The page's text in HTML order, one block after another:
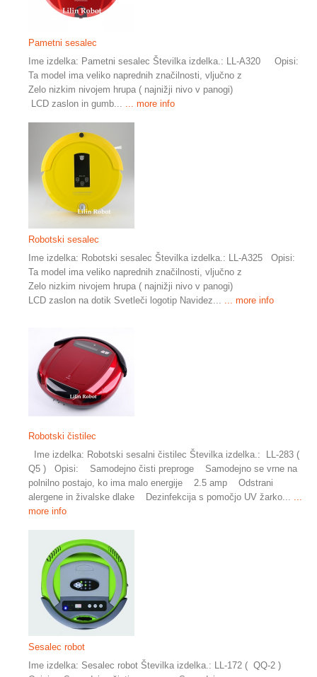
Pametni sesalec
Ime izdelka: Pametni sesalec Številka izdelka.: LL-A320 Opisi:
Ta model ima veliko naprednih značilnosti, vljučno z
Zelo nizkim nivojem hrupa ( najnižji nivo v panogi)
LCD zaslon in gumb...
... more info
Robotski sesalec
Ime izdelka: Robotski sesalec Številka izdelka.: LL-A325 Opisi:
Ta model ima veliko naprednih značilnosti, vljučno z
Zelo nizkim nivojem hrupa ( najnižji nivo v panogi)
LCD zaslon na dotik Svetleči logotip Navidez...
... more info
Robotski čistilec
Ime izdelka: Robotski sesalni čistilec Številka izdelka.: LL-283 (
Q5 ) Opisi: Samodejno čisti preproge Samodejno se vrne na
polnilno postajo, ko ima malo energije 2.5 amp Odstrani
alergene in živalske dlake Dezinfekcija s pomočjo UV žarko...
more info
Sesalec robot
Ime izdelka: Sesalec robot Številka izdelka.: LL-172 ( QQ-2 )